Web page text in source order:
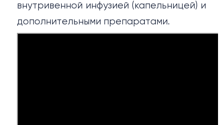
среда
внутривенной инфузией (капельницей) и
дополнительными препаратами.